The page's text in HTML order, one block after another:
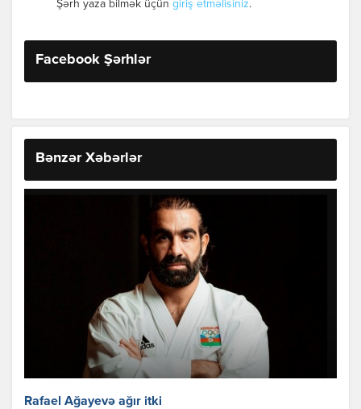
Şərh yaza bilmək üçün giriş etməlisiniz.
Facebook Şərhlər
Bənzər Xəbərlər
Rafael Ağayevə ağır itki